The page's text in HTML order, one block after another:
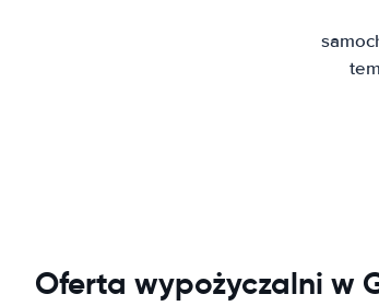
Oferta wypożyczalni w